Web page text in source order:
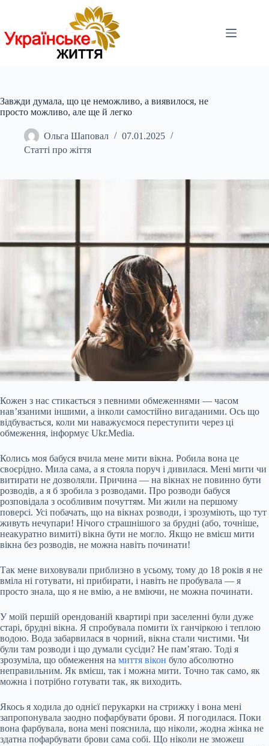
Завжди думала, що це неможливо, а виявилося, не
просто можливо, але ще й легко
Ольга Шаповал
07.01.2025
Статті про жіття
Кожен з нас стикається з певними обмеженнями — часом
нав’язаними іншими, а інколи самостійно вигаданими. Ось що
відбувається, коли ми наважуємося переступити через ці
обмеження, інформує Ukr.Media.
Колись моя бабуся вчила мене мити вікна. Робила вона це
своєрідно. Мила сама, а я стояла поруч і дивилася. Мені мити чи
витирати не дозволяли. Причина — на вікнах не повинно бути
розводів, а я б зробила з розводами. Про розводи бабуся
розповідала з особливим почуттям. Ми жили на першому
поверсі. Усі побачать, що на вікнах розводи, і зрозуміють, що тут
живуть нечупари! Нічого страшнішого за брудні (або, точніше,
неакуратно вимиті) вікна бути не могло. Якщо не вмієш мити
вікна без розводів, не можна навіть починати!
Так мене виховували приблизно в усьому, тому до 18 років я не
вміла ні готувати, ні прибирати, і навіть не пробувала — я
просто знала, що я не вмію, а не вміючи, не можна починати.
У моїй першій орендованій квартирі при заселенні були дуже
старі, брудні вікна. Я спробувала помити їх ганчіркою і теплою
водою. Вода забарвилася в чорний, вікна стали чистими. Чи
були там розводи і що думали сусіди? Не пам’ятаю. Тоді я
зрозуміла, що обмеження на миття вікон було абсолютно
неправильним. Як вмієш, так і можна мити. Точно так само, як
можна і потрібно готувати так, як виходить.
Якось я ходила до однієї перукарки на стрижку і вона мені
запропонувала заодно пофарбувати брови. Я погодилася. Поки
вона фарбувала, вона мені пояснила, що ніколи, жодна жінка не
здатна пофарбувати брови сама собі. Що ніколи не зможеш